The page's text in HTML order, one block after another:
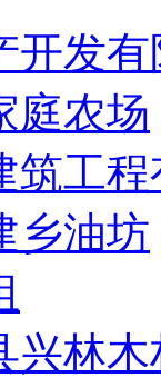
开发
庭农场
筑工
乡油坊
兴林